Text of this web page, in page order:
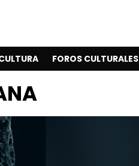
FOROS CULTURALES